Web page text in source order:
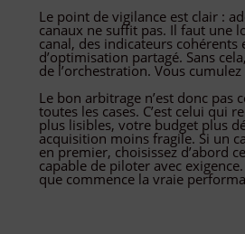
Le point de vigilance est clair :
canaux ne suffit pas. Il faut une
canal, des indicateurs
d’optimisation partagé. Sans
de l’orchestration. Vous cumulez
Le bon arbitrage n’est donc pas
toutes les cases. C’est celui qui
plus lisibles, votre budget plus
acquisition moins fragile. Si un
en premier, choisissez d’abord
capable de piloter avec exigence.
que commence la vraie